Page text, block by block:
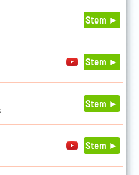
Stem ►
Stem ►
Stem ►
Stem ►